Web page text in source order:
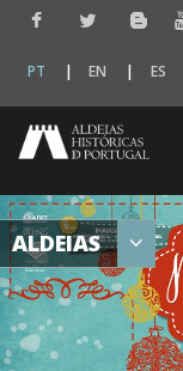
PT EN ES
ALDEIAS